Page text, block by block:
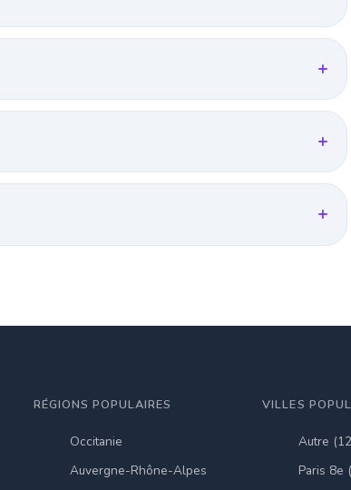
RÉGIONS POPULAIRES
Occitanie
Auvergne-Rhône-Alpes
VILLES
Autre
Paris 8e